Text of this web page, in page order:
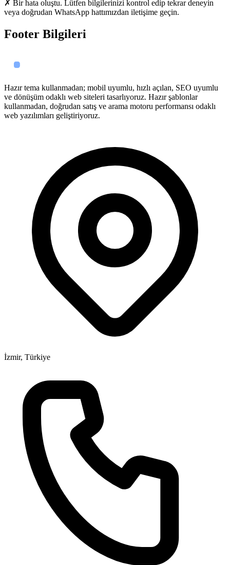
✗ Bir hata oluştu. Lütfen bilgilerinizi kontrol edip tekrar deneyin
veya doğrudan WhatsApp hattımızdan iletişime geçin.
Footer Bilgileri
Hazır tema kullanmadan; mobil uyumlu, hızlı açılan, SEO uyumlu
ve dönüşüm odaklı web siteleri tasarlıyoruz. Hazır şablonlar
kullanmadan, doğrudan satış ve arama motoru performansı odaklı
web yazılımları geliştiriyoruz.
İzmir, Türkiye